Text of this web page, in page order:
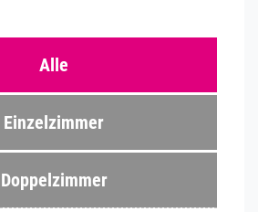
Alle
Einzelzimmer
Doppelzimmer